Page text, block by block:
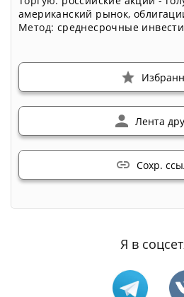
американский рынок,
Метод: среднесрочные
Лента
Сохр.
Я в